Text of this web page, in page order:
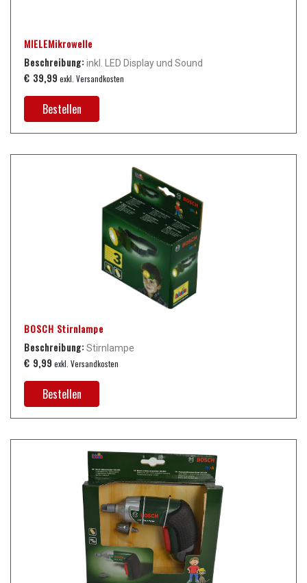
MIELEMikrowelle
Beschreibung: inkl. LED Display und Sound
€ 39,99 exkl. Versandkosten
Bestellen
BOSCH Stirnlampe
Beschreibung: Stirnlampe
€ 9,99 exkl. Versandkosten
Bestellen